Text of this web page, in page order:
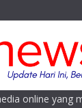
online yang